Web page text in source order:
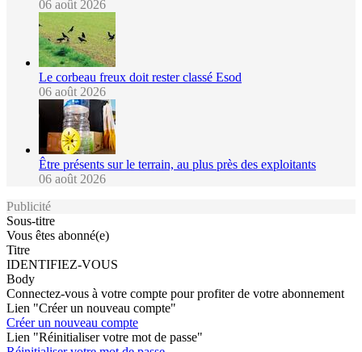
06 août 2026
Le corbeau freux doit rester classé Esod
06 août 2026
Être présents sur le terrain, au plus près des exploitants
06 août 2026
Publicité
Sous-titre
Vous êtes abonné(e)
Titre
IDENTIFIEZ-VOUS
Body
Connectez-vous à votre compte pour profiter de votre abonnement
Lien "Créer un nouveau compte"
Créer un nouveau compte
Lien "Réinitialiser votre mot de passe"